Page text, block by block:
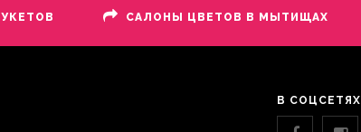
САЛОНЫ ЦВЕТОВ В МЫТИЩАХ
В СОЦСЕТЯХ